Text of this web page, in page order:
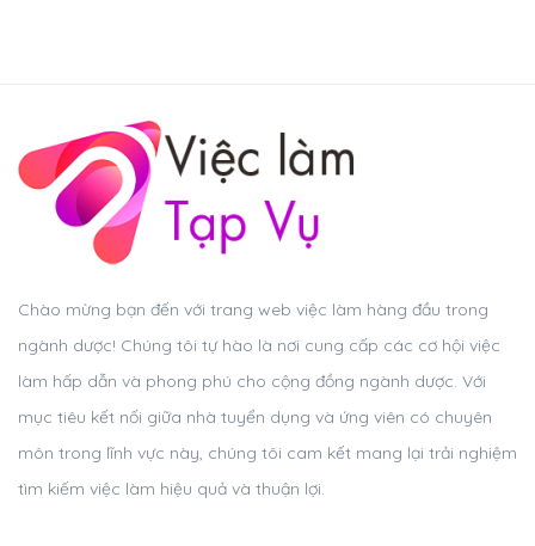
Chào mừng bạn đến với trang web việc làm hàng đầu trong
ngành dược! Chúng tôi tự hào là nơi cung cấp các cơ hội việc
làm hấp dẫn và phong phú cho cộng đồng ngành dược. Với
mục tiêu kết nối giữa nhà tuyển dụng và ứng viên có chuyên
môn trong lĩnh vực này, chúng tôi cam kết mang lại trải nghiệm
tìm kiếm việc làm hiệu quả và thuận lợi.